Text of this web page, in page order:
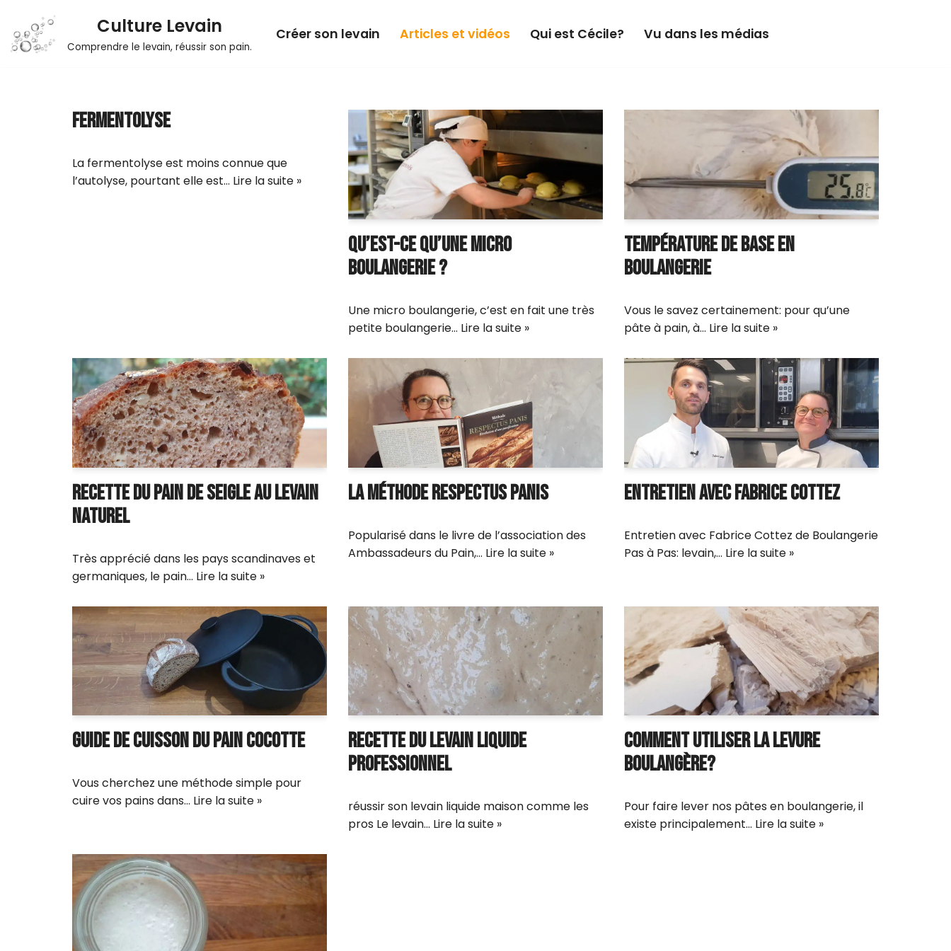
Aller
au
Culture Levain
Comprendre le levain, réussir son pain.
Créer son levain Articles et vidéos Qui est Cécile? Vu dans les médias
FERMENTOLYSE
La fermentolyse est moins connue que
l’autolyse, pourtant elle est… Lire la suite »
QU’EST-CE QU’UNE MICRO
BOULANGERIE ?
Une micro boulangerie, c’est en fait une très
petite boulangerie… Lire la suite »
TEMPÉRATURE DE BASE EN
BOULANGERIE
Vous le savez certainement: pour qu’une
pâte à pain, à… Lire la suite »
RECETTE DU PAIN DE SEIGLE AU LEVAIN
NATUREL
Très apprécié dans les pays scandinaves et
germaniques, le pain… Lire la suite »
LA MÉTHODE RESPECTUS PANIS
Popularisé dans le livre de l’association des
Ambassadeurs du Pain,… Lire la suite »
ENTRETIEN AVEC FABRICE COTTEZ
Entretien avec Fabrice Cottez de Boulangerie
Pas à Pas: levain,… Lire la suite »
GUIDE DE CUISSON DU PAIN COCOTTE
Vous cherchez une méthode simple pour
cuire vos pains dans… Lire la suite »
RECETTE DU LEVAIN LIQUIDE
PROFESSIONNEL
réussir son levain liquide maison comme les
pros Le levain… Lire la suite »
COMMENT UTILISER LA LEVURE
BOULANGÈRE?
Pour faire lever nos pâtes en boulangerie, il
existe principalement… Lire la suite »